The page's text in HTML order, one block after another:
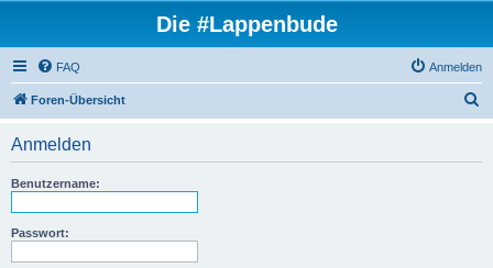
Die #Lappenbude
FAQ Anmelden
Foren-Übersicht
Anmelden
Benutzername:
Passwort: